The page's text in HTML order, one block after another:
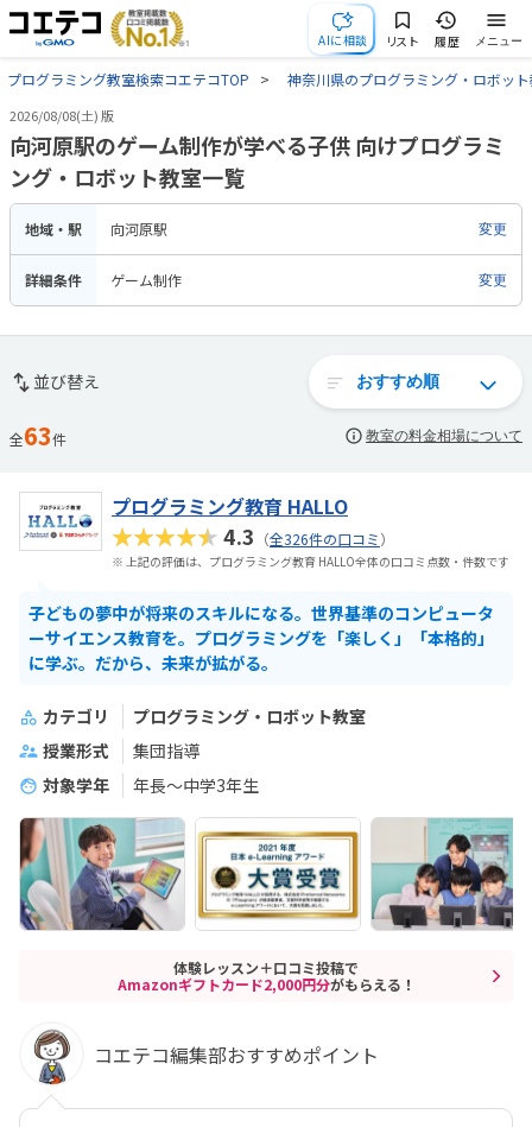
AIに相談 リスト 履歴 メニュー
プログラミング教室検索コエテコTOP 神奈川県のプログラミング・ロボッ
2026/08/08(土) 版
向河原駅のゲーム制作が学べる子供 向けプログラミ
ング・ロボット教室一覧
地域・駅 向河原駅 変更
詳細条件 ゲーム制作 変更
並び替え
全63件 教室の料金相場について
プログラミング教育 HALLO
★★★★★4.3 （全326件の口コミ）
※ 上記の評価は、プログラミング教育 HALLO全体の口コミ点数・件数です
子どもの夢中が将来のスキルになる。世界基準のコンピュータ
ーサイエンス教育を。プログラミングを「楽しく」「本格的」
に学ぶ。だから、未来が拡がる。
カテゴリ
プログラミング・ロボット教室
授業形式
集団指導
対象学年
年長～中学3年生
体験レッスン＋口コミ投稿で
Amazonギフトカード2,000円分がもらえる！
コエテコ編集部おすすめポイント